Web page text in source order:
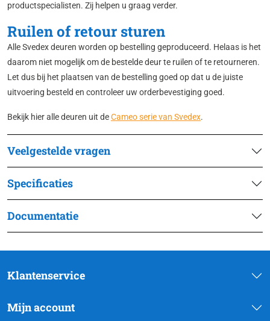
productspecialisten. Zij helpen u graag verder.
Ruilen of retour sturen
Alle Svedex deuren worden op bestelling geproduceerd. Helaas is het
daarom niet mogelijk om de bestelde deur te ruilen of te retourneren.
Let dus bij het plaatsen van de bestelling goed op dat u de juiste
uitvoering besteld en controleer uw orderbevestiging goed.
Bekijk hier alle deuren uit deCameo serie van Svedex.
Veelgestelde vragen
Specificaties
Documentatie
Klantenservice
Mijn account